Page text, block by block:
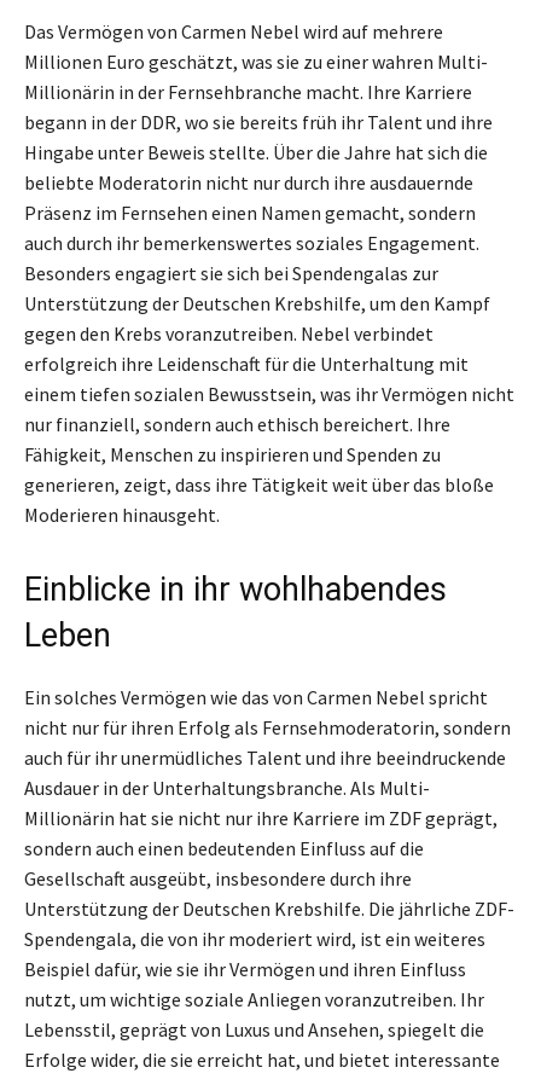
Das Vermögen von Carmen Nebel wird auf mehrere
Millionen Euro geschätzt, was sie zu einer wahren Multi-
Millionärin in der Fernsehbranche macht. Ihre Karriere
begann in der DDR, wo sie bereits früh ihr Talent und ihre
Hingabe unter Beweis stellte. Über die Jahre hat sich die
beliebte Moderatorin nicht nur durch ihre ausdauernde
Präsenz im Fernsehen einen Namen gemacht, sondern
auch durch ihr bemerkenswertes soziales Engagement.
Besonders engagiert sie sich bei Spendengalas zur
Unterstützung der Deutschen Krebshilfe, um den Kampf
gegen den Krebs voranzutreiben. Nebel verbindet
erfolgreich ihre Leidenschaft für die Unterhaltung mit
einem tiefen sozialen Bewusstsein, was ihr Vermögen nicht
nur finanziell, sondern auch ethisch bereichert. Ihre
Fähigkeit, Menschen zu inspirieren und Spenden zu
generieren, zeigt, dass ihre Tätigkeit weit über das bloße
Moderieren hinausgeht.
Einblicke in ihr wohlhabendes
Leben
Ein solches Vermögen wie das von Carmen Nebel spricht
nicht nur für ihren Erfolg als Fernsehmoderatorin, sondern
auch für ihr unermüdliches Talent und ihre beeindruckende
Ausdauer in der Unterhaltungsbranche. Als Multi-
Millionärin hat sie nicht nur ihre Karriere im ZDF geprägt,
sondern auch einen bedeutenden Einfluss auf die
Gesellschaft ausgeübt, insbesondere durch ihre
Unterstützung der Deutschen Krebshilfe. Die jährliche ZDF-
Spendengala, die von ihr moderiert wird, ist ein weiteres
Beispiel dafür, wie sie ihr Vermögen und ihren Einfluss
nutzt, um wichtige soziale Anliegen voranzutreiben. Ihr
Lebensstil, geprägt von Luxus und Ansehen, spiegelt die
Erfolge wider, die sie erreicht hat, und bietet interessante